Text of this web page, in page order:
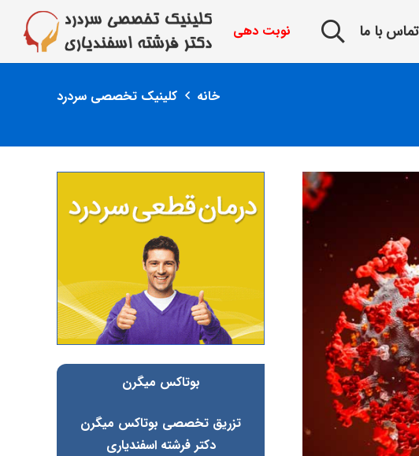
تماس با ما نوبت دهی
خانه کلینیک تخصصی سردرد
بوتاکس میگرن
تزریق تخصصی بوتاکس میگرن
دکتر فرشته اسفندیاری